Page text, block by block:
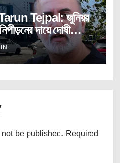
Tejpal: জুনিয়র
দায়ে দোষী
be published. Required